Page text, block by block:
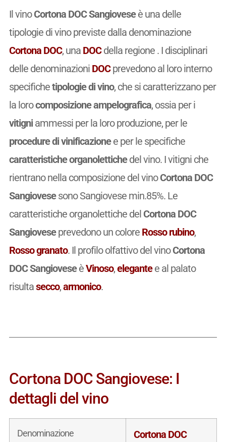
Il vinoCortona DOC Sangioveseè una delle
tipologie di vino previste dalla denominazione
Cortona DOC, una DOCdella regione . I disciplinari
delle denominazioni DOCprevedono al loro interno
specifichetipologie di vino, che si caratterizzano per
la lorocomposizione ampelografica, ossia per i
vitigniammessi per la loro produzione, per le
procedure di vinificazionee per le specifiche
caratteristiche organolettichedel vino. I vitigni che
rientrano nella composizione del vinoCortona DOC
Sangiovesesono Sangiovese min.85%. Le
caratteristiche organolettiche delCortona DOC
Sangioveseprevedono un colore Rosso rubino,
Rosso granato. Il profilo olfattivo del vinoCortona
DOC SangioveseèVinoso,elegantee al palato
risultasecco,armonico.
Cortona DOC Sangiovese: I
dettagli del vino
Denominazione Cortona DOC